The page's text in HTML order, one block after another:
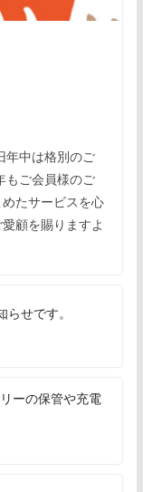
年中は格別のご
もご会員様のご
たサービスを心
顧を賜りますよ
せです。
ーの保管や充電